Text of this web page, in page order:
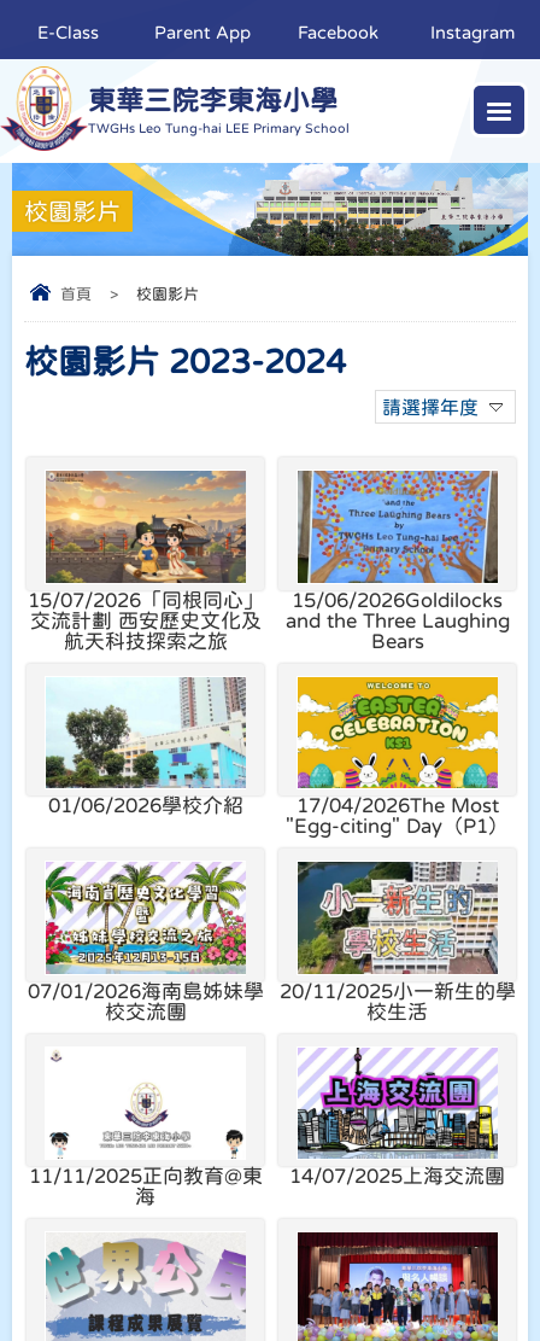
東華三院李東海小學
TWGHs Leo Tung-hai LEE Primary School
E-Class Parent App Facebook Instagram
校園影片
首頁 > 校園影片
校園影片 2023-2024
請選擇年度
15/07/2026「同根同心」
交流計劃 西安歷史文化及
航天科技探索之旅
15/06/2026Goldilocks
and the Three Laughing
Bears
01/06/2026學校介紹 17/04/2026The Most
"Egg-citing" Day（P1）
07/01/2026海南島姊妹學
校交流團
20/11/2025小一新生的學
校生活
11/11/2025正向教育@東
海
14/07/2025 上海交流團